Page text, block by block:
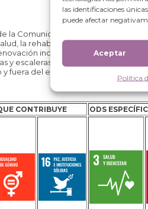
las identificaciones
puede afectar
Aceptar
Política
la Comunidad Adivasi Tankhala
la rehabilitación de la residencia
incluye la excavación del
y escaleras. Además, la
fuera del edificio, así como
CONTRIBUYE ODS